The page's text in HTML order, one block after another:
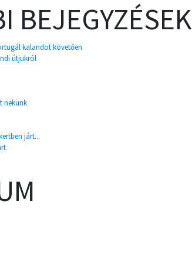
BEJEGYZÉSEK
kalandot követően
útjukról
nekünk
járt...